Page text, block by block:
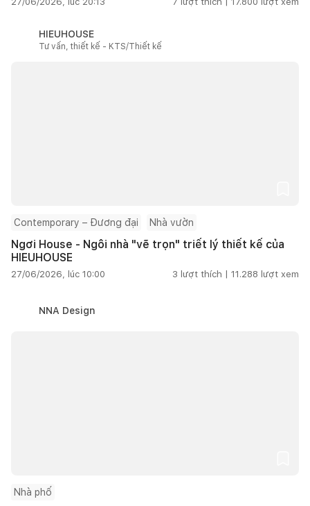
HIEUHOUSE
Tư vấn, thiết kế - KTS/Thiết kế
Contemporary – Đương đại Nhà vườn
Ngơi House - Ngôi nhà "vẽ trọn" triết lý thiết kế của
HIEUHOUSE
27/06/2026, lúc 10:00 3 lượt thích | 11.288 lượt xem
NNA Design
Nhà phố